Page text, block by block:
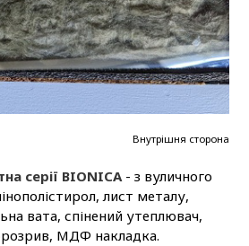
Внутрішня сторона
серії BIONICA- з вуличного
лист металу,
вата, спінений утеплювач,
МДФ накладка.